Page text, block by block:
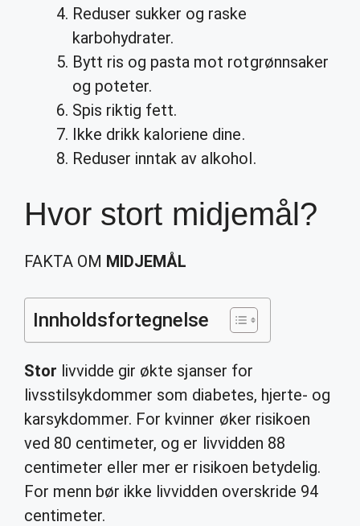
Reduser sukker og raske
karbohydrater.
Bytt ris og pasta mot rotgrønnsaker
og poteter.
Spis riktig fett.
Ikke drikk kaloriene dine.
Reduser inntak av alkohol.
Hvor stort midjemål?
FAKTA OM MIDJEMÅL
Innholdsfortegnelse
Stor livvidde gir økte sjanser for
livsstilsykdommer som diabetes, hjerte- og
karsykdommer. For kvinner øker risikoen
ved 80 centimeter, og er livvidden 88
centimeter eller mer er risikoen betydelig.
For menn bør ikke livvidden overskride 94
centimeter.